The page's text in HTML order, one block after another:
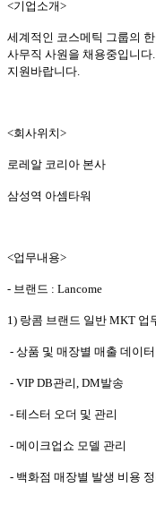
<기업소개>
세계적인 코스메틱 그룹의
사무직 사원을 채용중입니
지원바랍니다.
<회사위치>
로레알 코리아 본사
삼성역 아셈타워
<업무내용>
- 브랜드 : Lancome
1) 랑콤 브랜드 일반 MKT 업
- 상품 및 매장별 매출 데이
- VIP DB관리, DM발송
- 테스터 오더 및 관리
- 메이크업쇼 모델 관리
- 백화점 매장별 발생 비용